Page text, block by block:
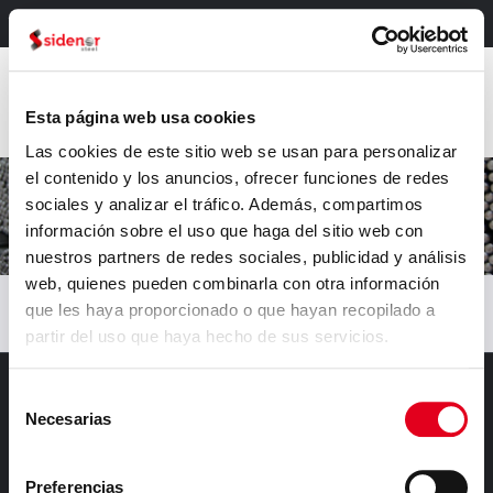
Esta página web usa cookies
Las cookies de este sitio web se usan para personalizar
el contenido y los anuncios, ofrecer funciones de redes
sociales y analizar el tráfico. Además, compartimos
información sobre el uso que haga del sitio web con
nuestros partners de redes sociales, publicidad y análisis
web, quienes pueden combinarla con otra información
que les haya proporcionado o que hayan recopilado a
partir del uso que haya hecho de sus servicios.
Necesarias
Preferencias
Intranet
Política de Cookies
Home > Política de Cookies